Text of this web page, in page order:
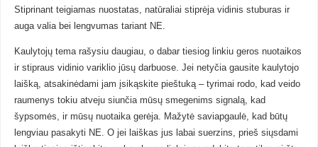
Stiprinant teigiamas nuostatas, natūraliai stiprėja vidinis stuburas ir
auga valia bei lengvumas tariant NE.
Kaulytojų tema rašysiu daugiau, o dabar tiesiog linkiu geros nuotaikos
ir stipraus vidinio variklio jūsų darbuose. Jei netyčia gausite kaulytojo
laišką, atsakinėdami jam įsikąskite pieštuką – tyrimai rodo, kad veido
raumenys tokiu atveju siunčia mūsų smegenims signalą, kad
šypsomės, ir mūsų nuotaika gerėja. Mažytė saviapgaulė, kad būtų
lengviau pasakyti NE. O jei laiškas jus labai suerzins, prieš siųsdami